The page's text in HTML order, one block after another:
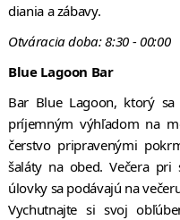
diania a zábavy.
Otváracia doba: 8:30 - 00:00
Blue Lagoon Bar
Bar Blue Lagoon, ktorý
príjemným výhľadom na
čerstvo pripravenými
šaláty na obed. Večera pri
úlovky sa podávajú na
Vychutnajte si svoj